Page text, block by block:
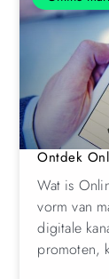
Ontdek
Wat is
vorm van
digitale
promoten,